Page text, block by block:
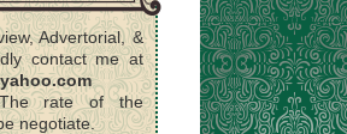
Advertorial, &
contact me at
rate of the
negotiate.